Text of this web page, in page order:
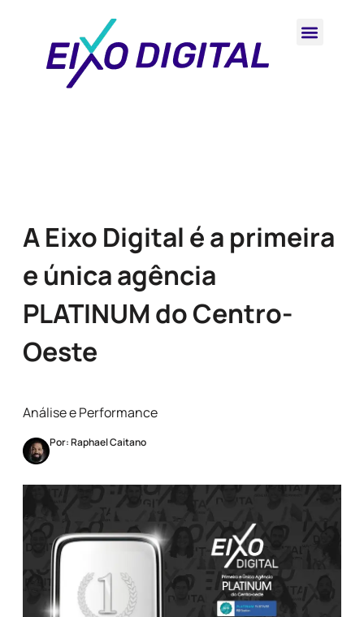
A Eixo Digital é a primeira
e única agência
PLATINUM do Centro-
Oeste
Análise e Performance
Por: Raphael Caitano